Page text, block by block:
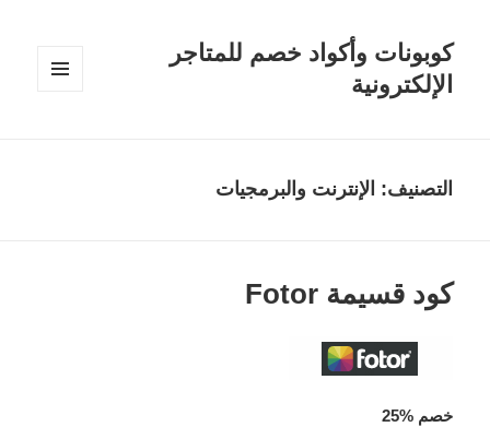
كوبونات وأكواد خصم للمتاجر
الإلكترونية
التصنيف: الإنترنت والبرمجيات
كود قسيمة Fotor
خصم %25